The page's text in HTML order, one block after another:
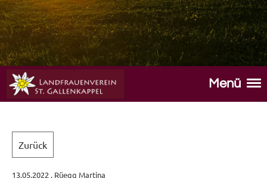
Menü
Zurück
13.05.2022 , Rüegg Martina